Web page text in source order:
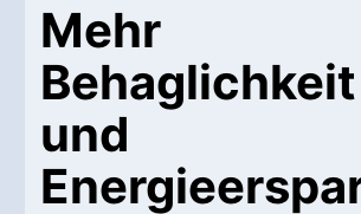
Mehr
Behaglichkeit
und